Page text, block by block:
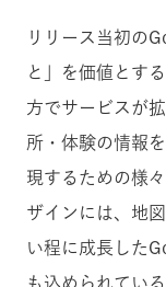
リリース当初の
と」を価値とす
方でサービスが
所・体験の情報
現するための様
ザインには、地
い程に成長した
も込められてい